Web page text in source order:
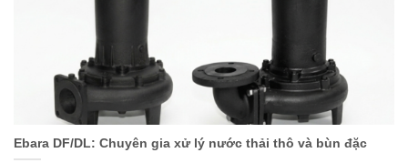
Ebara DF/DL: Chuyên gia xử lý nước thải thô và bùn đặc